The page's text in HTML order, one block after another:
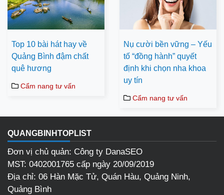
Top 10 bài hát hay về
Quảng Bình đậm chất
quê hương
Cẩm nang tư vấn
Nụ cười bền vững – Yếu
tố “đồng hành” quyết
định khi chọn nha khoa
uy tín
Cẩm nang tư vấn
QUANGBINHTOPLIST
Đơn vị chủ quản: Công ty DanaSEO
MST: 0402001765 cấp ngày 20/09/2019
Địa chỉ: 06 Hàn Mặc Tử, Quán Hàu, Quảng Ninh,
Quảng Bình